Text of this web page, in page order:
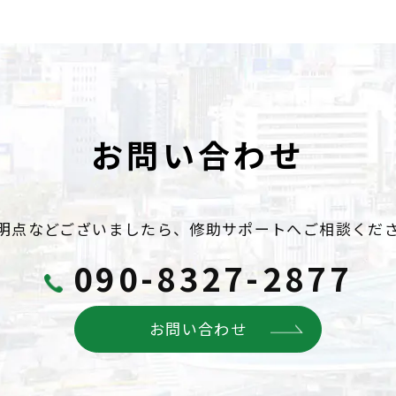
お問い合わせ
点などございましたら、修助サポートへご相談くだ
090-8327-2877
お問い合わせ